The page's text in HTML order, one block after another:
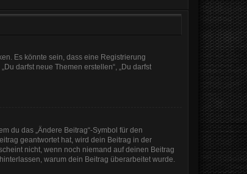
Es könnte sein, dass eine Registrierung
darfst neue Themen erstellen“, „Du darfst
du das „Ändere Beitrag“-Symbol für den
geantwortet hat, wird dein Beitrag in der
nicht, wenn noch niemand auf deinen Beitrag
warum dein Beitrag überarbeitet wurde.